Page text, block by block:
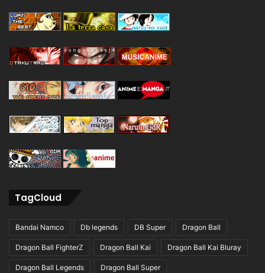
TagCloud
Bandai Namco Db legends DB Super Dragon Ball
Dragon Ball FighterZ Dragon Ball Kai Dragon Ball Kai Bluray
Dragon Ball Legends Dragon Ball Super